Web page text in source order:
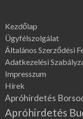
Kezdőlap
Ügyfélszolgálat
Általános Szerződési
Adatkezelési
Impresszum
Hírek
Apróhirdetés
Apróhirdetés